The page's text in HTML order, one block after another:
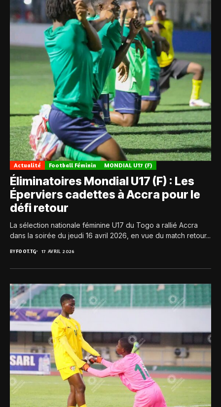
Actualité Football Féminin MONDIAL U17 (F)
Éliminatoires Mondial U17 (F) : Les
Éperviers cadettes à Accra pour le
défi retour
La sélection nationale féminine U17 du Togo a rallié Accra
dans la soirée du jeudi 16 avril 2026, en vue du match retour...
BYFOOT.TG 17 AVRIL 2026